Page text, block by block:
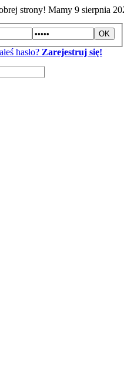
strony! Mamy 9 sierpnia
hasło? Zarejestruj się!